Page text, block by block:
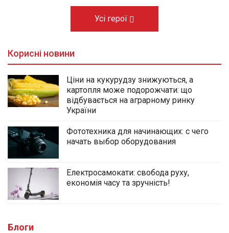
Усі герої
Корисні новини
Ціни на кукурудзу знижуються, а
картопля може подорожчати: що
відбувається на аграрному ринку
України
Фототехника для начинающих: с чего
начать выбор оборудования
Електросамокати: свобода руху,
економія часу та зручність!
Блоги